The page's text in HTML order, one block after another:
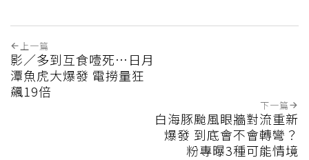
上一篇
影／多到互食噎死…日月
潭魚虎大爆發 電撈量狂
飆19倍
下一篇
白海豚颱風眼牆對流重新
爆發 到底會不會轉彎？
粉專曝3種可能情境